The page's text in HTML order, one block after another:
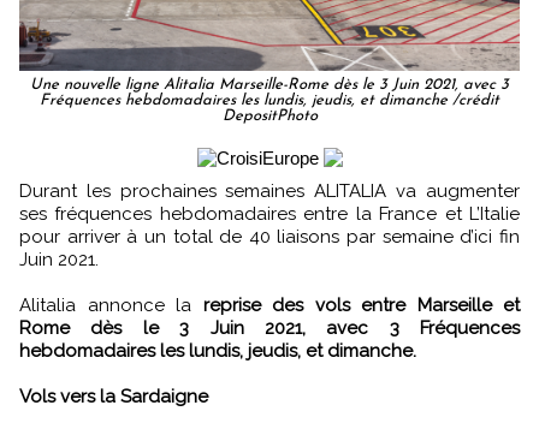
Une nouvelle ligne Alitalia Marseille-Rome dès le 3 Juin 2021, avec 3
Fréquences hebdomadaires les lundis, jeudis, et dimanche /crédit
DepositPhoto
Durant les prochaines semaines ALITALIA va augmenter
ses fréquences hebdomadaires entre la France et L’Italie
pour arriver à un total de 40 liaisons par semaine d’ici fin
Juin 2021.
Alitalia annonce la reprise des vols entre Marseille et
Rome dès le 3 Juin 2021, avec 3 Fréquences
hebdomadaires les lundis, jeudis, et dimanche.
Vols vers la Sardaigne